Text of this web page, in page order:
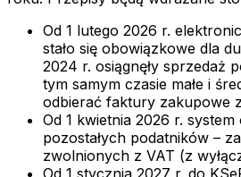
Od 1 lutego 2026 r.
stało się obowiązkowe dla
2024 r. osiągnęły sprzedaż
tym samym czasie małe i
odbierać faktury zakupowe
Od 1 kwietnia 2026 r. system
pozostałych podatników –
zwolnionych z VAT (z